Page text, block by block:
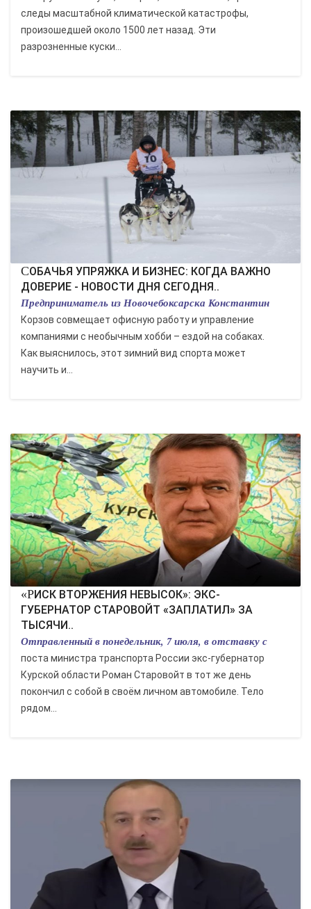
следы масштабной климатической катастрофы,
произошедшей около 1500 лет назад. Эти
разрозненные куски...
СОБАЧЬЯ УПРЯЖКА И БИЗНЕС: КОГДА ВАЖНО
ДОВЕРИЕ - НОВОСТИ ДНЯ СЕГОДНЯ..
Предприниматель из Новочебоксарска Константин
Корзов совмещает офисную работу и управление
компаниями с необычным хобби – ездой на собаках.
Как выяснилось, этот зимний вид спорта может
научить и...
«РИСК ВТОРЖЕНИЯ НЕВЫСОК»: ЭКС-
ГУБЕРНАТОР СТАРОВОЙТ «ЗАПЛАТИЛ» ЗА
ТЫСЯЧИ..
Отправленный в понедельник, 7 июля, в отставку с
поста министра транспорта России экс-губернатор
Курской области Роман Старовойт в тот же день
покончил с собой в своём личном автомобиле. Тело
рядом...